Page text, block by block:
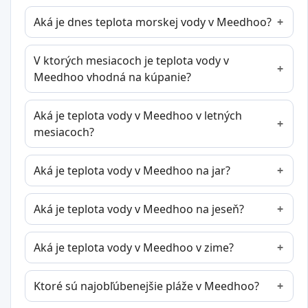
Aká je dnes teplota morskej vody v Meedhoo?
V ktorých mesiacoch je teplota vody v
Meedhoo vhodná na kúpanie?
Aká je teplota vody v Meedhoo v letných
mesiacoch?
Aká je teplota vody v Meedhoo na jar?
Aká je teplota vody v Meedhoo na jeseň?
Aká je teplota vody v Meedhoo v zime?
Ktoré sú najobľúbenejšie pláže v Meedhoo?